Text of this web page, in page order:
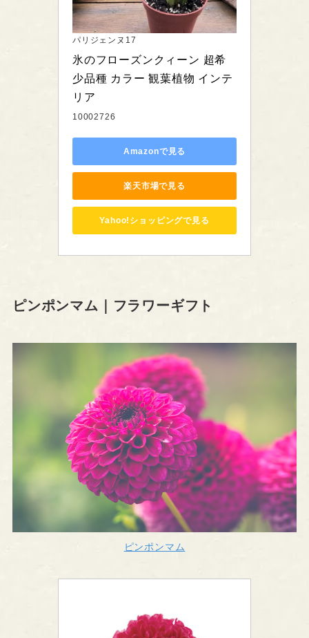
パリジェンヌ17
氷のフローズンクィーン 超希
少品種 カラー 観葉植物 インテ
リア
10002726
Amazonで見る
楽天市場で見る
Yahoo!ショッピングで見る
ピンポンマム｜フラワーギフト
ピンポンマム